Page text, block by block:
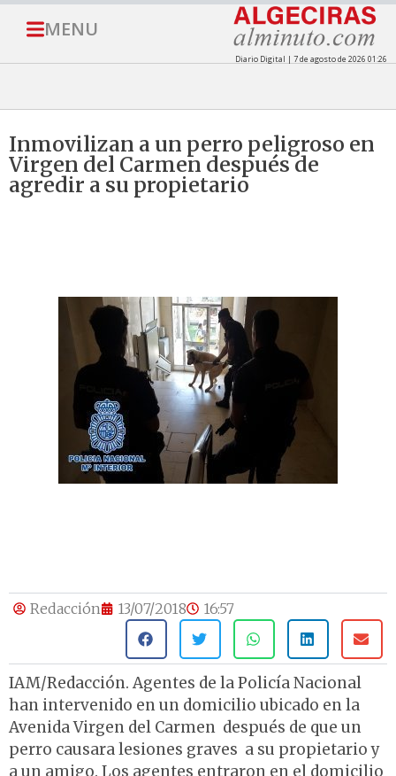
MENU
Diario Digital | 7 de agosto de 2026 01:26
Inmovilizan a un perro peligroso en
Virgen del Carmen después de
agredir a su propietario
Redacción 13/07/2018 16:57
IAM/Redacción. Agentes de la Policía Nacional
han intervenido en un domicilio ubicado en la
Avenida Virgen del Carmen después de que un
perro causara lesiones graves a su propietario y
a un amigo. Los agentes entraron en el domicilio